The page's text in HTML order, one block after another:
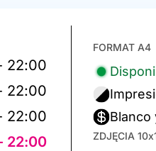
22:00
22:00
22:00
22:00
FORMAT A4
Blanco
ZDJĘCIA